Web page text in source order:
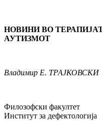
НОВИНИ ВО
АУТИЗМОТ
Владимир Е. ТРАЈКОВСКИ
Филозофски факултет
Институт за дефектологија